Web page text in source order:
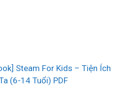
Steam For Kids – Tiện Ích
(6-14 Tuổi) PDF